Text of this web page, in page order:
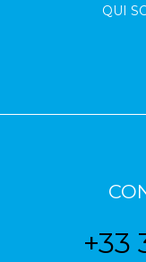
QUI
+33